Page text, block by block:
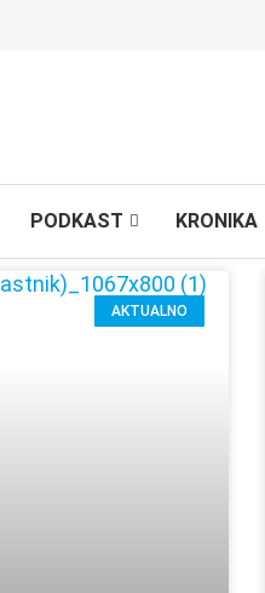
PODKAST KRONIKA
AKTUALNO